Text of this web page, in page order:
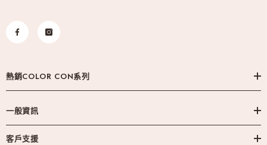
熱銷COLOR CON系列
一般資訊
客戶支援